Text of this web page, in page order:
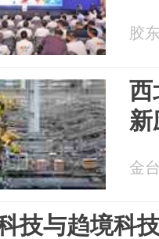
胶
西
金
技与趋境科